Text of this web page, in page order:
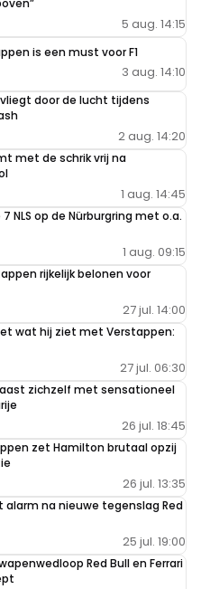
5 aug. 14:15
is een must voor F1
3 aug. 14:10
door de lucht tijdens
2 aug. 14:20
met de schrik vrij na
1 aug. 14:45
NLS op de Nürburgring met o.a.
1 aug. 09:15
rijkelijk belonen voor
27 jul. 14:00
wat hij ziet met Verstappen:
27 jul. 06:30
zichzelf met sensationeel
26 jul. 18:45
zet Hamilton brutaal opzij
26 jul. 13:35
na nieuwe tegenslag Red
25 jul. 19:00
Red Bull en Ferrari